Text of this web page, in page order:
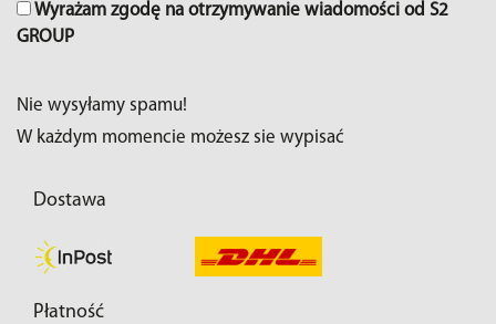
Wyrażam zgodę na otrzymywanie wiadomości od S2
GROUP
Nie wysyłamy spamu!
W każdym momencie możesz sie wypisać
Dostawa
Płatność